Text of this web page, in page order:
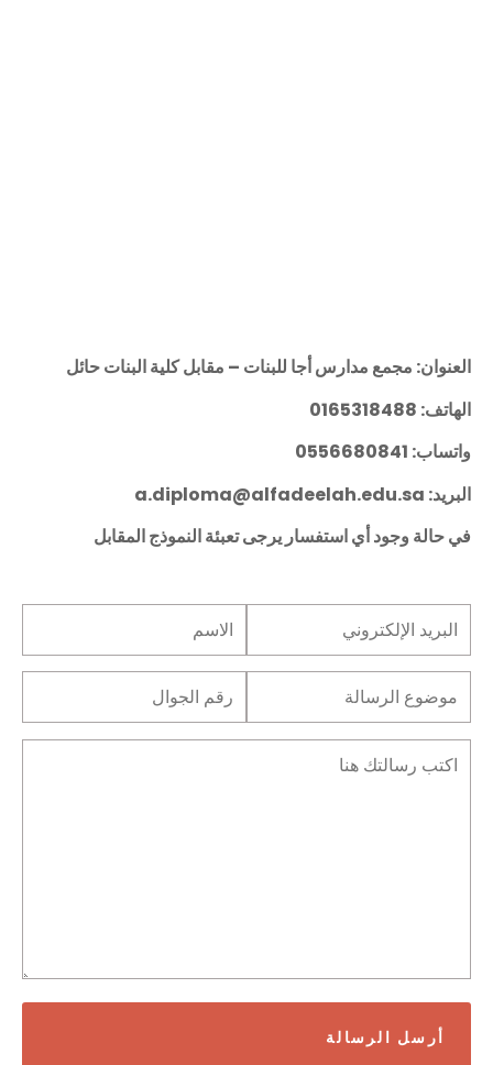
العنوان: مجمع مدارس أجا للبنات – مقابل كلية البنات حائل
الهاتف: 0165318488
واتساب: 0556680841
البريد: a.diploma@alfadeelah.edu.sa
في حالة وجود أي استفسار يرجى تعبئة النموذج المقابل